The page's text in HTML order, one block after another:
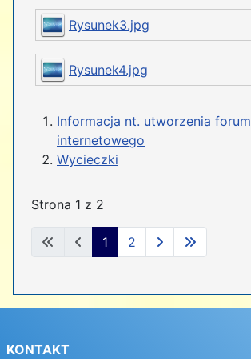
Rysunek3.jpg
Rysunek4.jpg
Informacja nt. utworzenia forum
internetowego
Wycieczki
Strona 1 z 2
1 2
KONTAKT